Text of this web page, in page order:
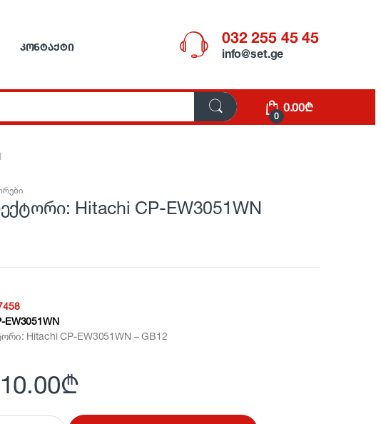
ᲙᲝᲜᲢᲐᲥᲢᲘ
032 255 45 45
info@set.ge
0
0.00₾
Hitachi CP-EW3051WN
EW3051WN
Hitachi CP-EW3051WN – GB12
₾